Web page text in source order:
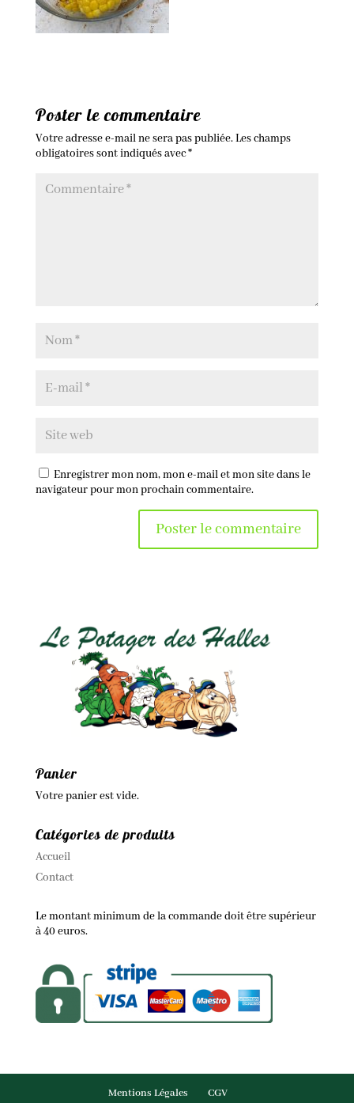
Poster le commentaire
Votre adresse e-mail ne sera pas publiée.Les champs
obligatoires sont indiqués avec*
Enregistrer mon nom, mon e-mail et mon site dans le
navigateur pour mon prochain commentaire.
Panier
Votre panier est vide.
Catégories de produits
Accueil
Contact
Le montant minimum de la commande doit être supérieur
à 40 euros.
Mentions Légales CGV